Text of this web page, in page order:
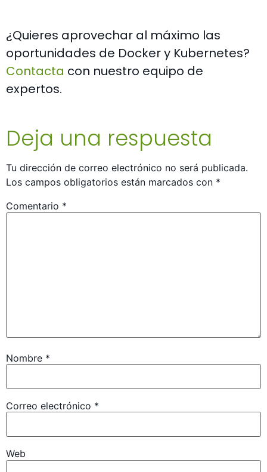
¿Quieres aprovechar al máximo las
oportunidades de Docker y Kubernetes?
Contacta con nuestro equipo de
expertos.
Deja una respuesta
Tu dirección de correo electrónico no será publicada.
Los campos obligatorios están marcados con *
Comentario *
Nombre *
Correo electrónico *
Web